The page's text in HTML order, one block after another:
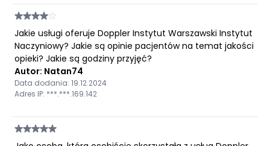
Jakie usługi oferuje Doppler Instytut Warszawski Instytut
Naczyniowy? Jakie są opinie pacjentów na temat jakości
opieki? Jakie są godziny przyjęć?
Autor: Natan74
Data dodania: 19.12.2024
Adres IP: ***.***.169.142